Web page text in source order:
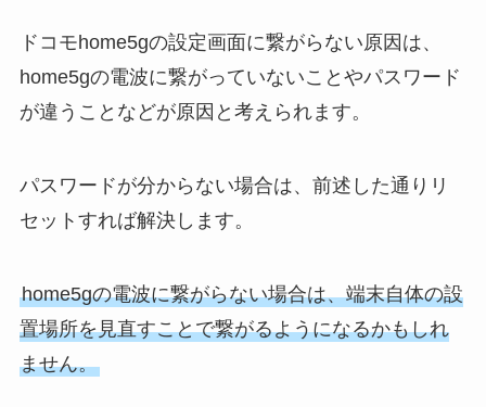
ドコモhome5gの設定画面に繋がらない原因は、
home5gの電波に繋がっていないことやパスワード
が違うことなどが原因と考えられます。
パスワードが分からない場合は、前述した通りリ
セットすれば解決します。
home5gの電波に繋がらない場合は、端末自体の設
置場所を見直すことで繋がるようになるかもしれ
ません。